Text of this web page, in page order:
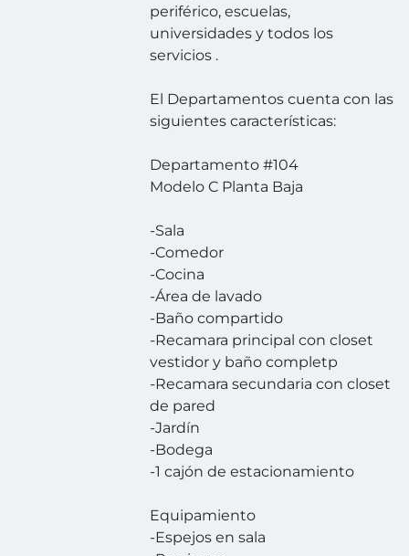
periférico, escuelas,
universidades y todos los
servicios .
El Departamentos cuenta con las
siguientes características:
Departamento #104
Modelo C Planta Baja
-Sala
-Comedor
-Cocina
-Área de lavado
-Baño compartido
-Recamara principal con closet
vestidor y baño completp
-Recamara secundaria con closet
de pared
-Jardín
-Bodega
-1 cajón de estacionamiento
Equipamiento
-Espejos en sala